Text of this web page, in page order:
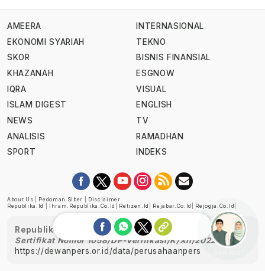
AMEERA
EKONOMI SYARIAH
SKOR
KHAZANAH
IQRA
ISLAM DIGEST
NEWS
ANALISIS
SPORT
INTERNASIONAL
TEKNO
BISNIS FINANSIAL
ESGNOW
VISUAL
ENGLISH
TV
RAMADHAN
INDEKS
About Us Pedoman Siber
Disclaimer
Republika.id
Ihram.republika.co.id Retizen.id Rejabar.co.id Rejogja.co.id
Republika telah diverifikasi oleh Dewan Pers
Sertifikat Nomor 1058/DP-Verifikasi/K/XII/2022
https://dewanpers.or.id/data/perusahaanpers